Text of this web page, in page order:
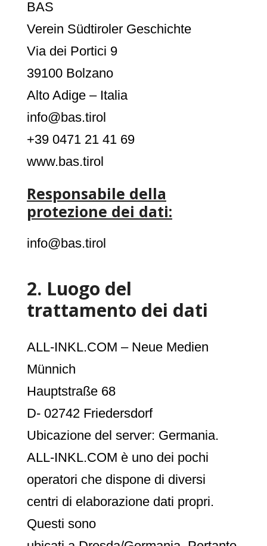
BAS
Verein Südtiroler Geschichte
Via dei Portici 9
39100 Bolzano
Alto Adige – Italia
info@bas.tirol
+39 0471 21 41 69
www.bas.tirol
Responsabile della
protezione dei dati:
info@bas.tirol
2. Luogo del
trattamento dei dati
ALL-INKL.COM – Neue Medien
Münnich
Hauptstraße 68
D- 02742 Friedersdorf
Ubicazione del server: Germania.
ALL-INKL.COM è uno dei pochi
operatori che dispone di diversi
centri di elaborazione dati propri.
Questi sono